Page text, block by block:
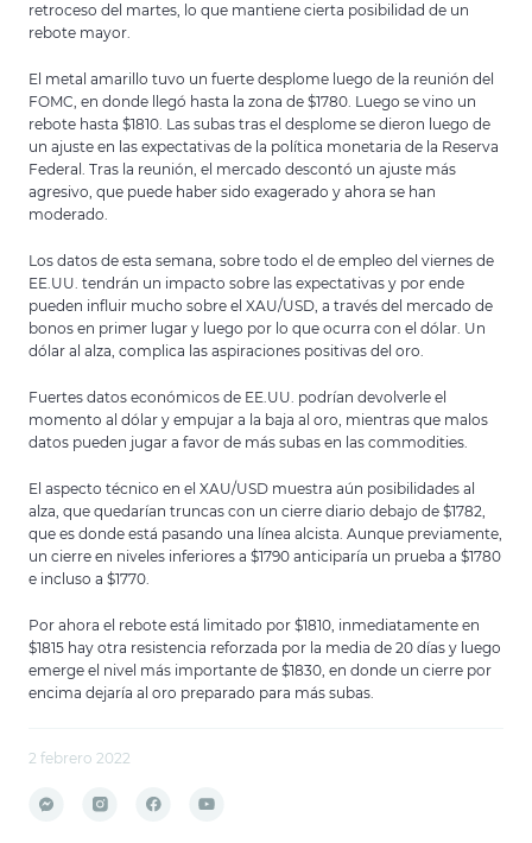
retroceso del martes, lo que mantiene cierta posibilidad de un
rebote mayor.
El metal amarillo tuvo un fuerte desplome luego de la reunión del
FOMC, en donde llegó hasta la zona de $1780. Luego se vino un
rebote hasta $1810. Las subas tras el desplome se dieron luego de
un ajuste en las expectativas de la política monetaria de la Reserva
Federal. Tras la reunión, el mercado descontó un ajuste más
agresivo, que puede haber sido exagerado y ahora se han
moderado.
Los datos de esta semana, sobre todo el de empleo del viernes de
EE.UU. tendrán un impacto sobre las expectativas y por ende
pueden influir mucho sobre el XAU/USD, a través del mercado de
bonos en primer lugar y luego por lo que ocurra con el dólar. Un
dólar al alza, complica las aspiraciones positivas del oro.
Fuertes datos económicos de EE.UU. podrían devolverle el
momento al dólar y empujar a la baja al oro, mientras que malos
datos pueden jugar a favor de más subas en las commodities.
El aspecto técnico en el XAU/USD muestra aún posibilidades al
alza, que quedarían truncas con un cierre diario debajo de $1782,
que es donde está pasando una línea alcista. Aunque previamente,
un cierre en niveles inferiores a $1790 anticiparía un prueba a $1780
e incluso a $1770.
Por ahora el rebote está limitado por $1810, inmediatamente en
$1815 hay otra resistencia reforzada por la media de 20 días y luego
emerge el nivel más importante de $1830, en donde un cierre por
encima dejaría al oro preparado para más subas.
2 febrero 2022